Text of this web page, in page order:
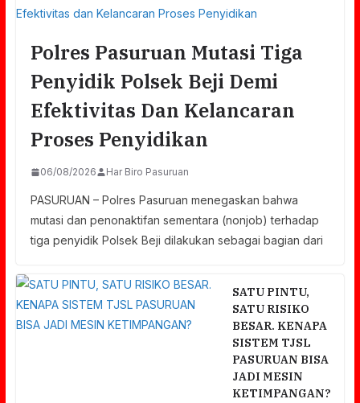
Polres Pasuruan Mutasi Tiga
Penyidik Polsek Beji Demi
Efektivitas Dan Kelancaran
Proses Penyidikan
06/08/2026 Har Biro Pasuruan
PASURUAN – Polres Pasuruan menegaskan bahwa
mutasi dan penonaktifan sementara (nonjob) terhadap
tiga penyidik Polsek Beji dilakukan sebagai bagian dari
SATU PINTU,
SATU RISIKO
BESAR. KENAPA
SISTEM TJSL
PASURUAN BISA
JADI MESIN
KETIMPANGAN?